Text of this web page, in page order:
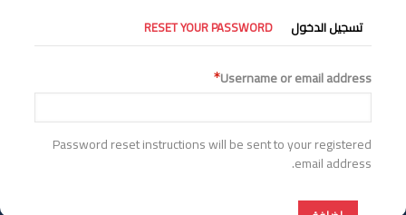
التبويبات
الأساسية
تسجيل الدخول RESET YOUR PASSWORD
Username or email address
Password reset instructions will be sent to your registered
email address.